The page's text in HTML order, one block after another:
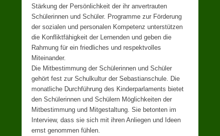
Stärkung der Persönlichkeit der ihr anvertrauten
Schülerinnen und Schüler. Programme zur Förderung
der sozialen und personalen Kompetenz unterstützen
die Konfliktfähigkeit der Lernenden und geben die
Rahmung für ein friedliches und respektvolles
Miteinander.
Die Mitbestimmung der Schülerinnen und Schüler
gehört fest zur Schulkultur der Sebastianschule. Die
monatliche Durchführung des Kinderparlaments bietet
den Schülerinnen und Schülern Möglichkeiten der
Mitbestimmung und Mitgestaltung. Sie betonten im
Interview, dass sie sich mit ihren Anliegen und Ideen
ernst genommen fühlen.